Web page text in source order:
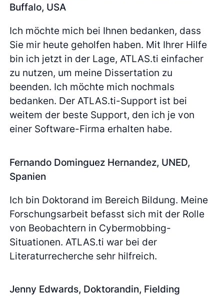
Buffalo, USA
Ich möchte mich bei Ihnen bedanken, dass
Sie mir heute geholfen haben. Mit Ihrer Hilfe
bin ich jetzt in der Lage, ATLAS.ti einfacher
zu nutzen, um meine Dissertation zu
beenden. Ich möchte mich nochmals
bedanken. Der ATLAS.ti-Support ist bei
weitem der beste Support, den ich je von
einer Software-Firma erhalten habe.
Fernando Dominguez Hernandez, UNED,
Spanien
Ich bin Doktorand im Bereich Bildung. Meine
Forschungsarbeit befasst sich mit der Rolle
von Beobachtern in Cybermobbing-
Situationen. ATLAS.ti war bei der
Literaturrecherche sehr hilfreich.
Jenny Edwards, Doktorandin, Fielding